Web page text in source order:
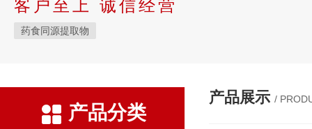
客户至上 诚信经营
药食同源提取物
产品分类
产品展示 /